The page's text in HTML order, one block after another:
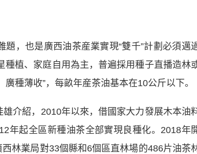
，也是廣西油茶産業實現“雙千”計劃必須邁
植、家庭自用為主，普遍採用種子直播造林
種薄收”，每畝年産茶油基本在10公斤以下。
介紹，2010年以來，借國家大力發展木本油
年起全區新種油茶全部實現良種化。2018年
林業局對33個縣和6個區直林場的486片油茶